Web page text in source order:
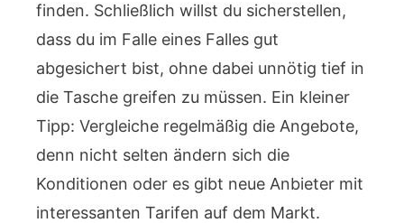
finden. Schließlich willst du sicherstellen,
dass du im Falle eines Falles gut
abgesichert bist, ohne dabei unnötig tief in
die Tasche greifen zu müssen. Ein kleiner
Tipp: Vergleiche regelmäßig die Angebote,
denn nicht selten ändern sich die
Konditionen oder es gibt neue Anbieter mit
interessanten Tarifen auf dem Markt.